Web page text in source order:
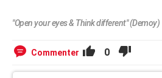
"Open your eyes & Think different" (Demoy)
Commenter 0